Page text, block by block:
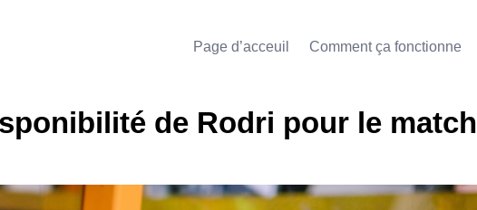
Page d’acceuil Comment ça fonctionne
de Rodri pour le match